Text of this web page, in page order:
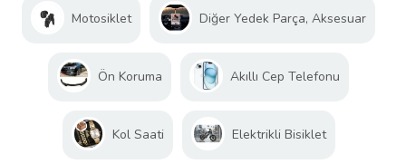
Motosiklet Diğer Yedek Parça, Aksesuar
Ön Koruma Akıllı Cep Telefonu
Kol Saati Elektrikli Bisiklet